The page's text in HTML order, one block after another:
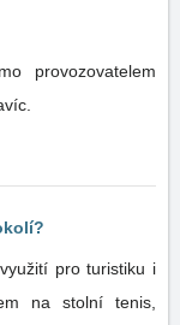
provozovatelem
pro turistiku i
na stolní tenis,